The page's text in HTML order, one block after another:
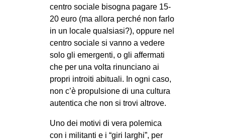
centro sociale bisogna pagare 15-
20 euro (ma allora perché non farlo
in un locale qualsiasi?), oppure nel
centro sociale si vanno a vedere
solo gli emergenti, o gli affermati
che per una volta rinunciano ai
propri introiti abituali. In ogni caso,
non c’è propulsione di una cultura
autentica che non si trovi altrove.
Uno dei motivi di vera polemica
con i militanti e i “giri larghi”, per